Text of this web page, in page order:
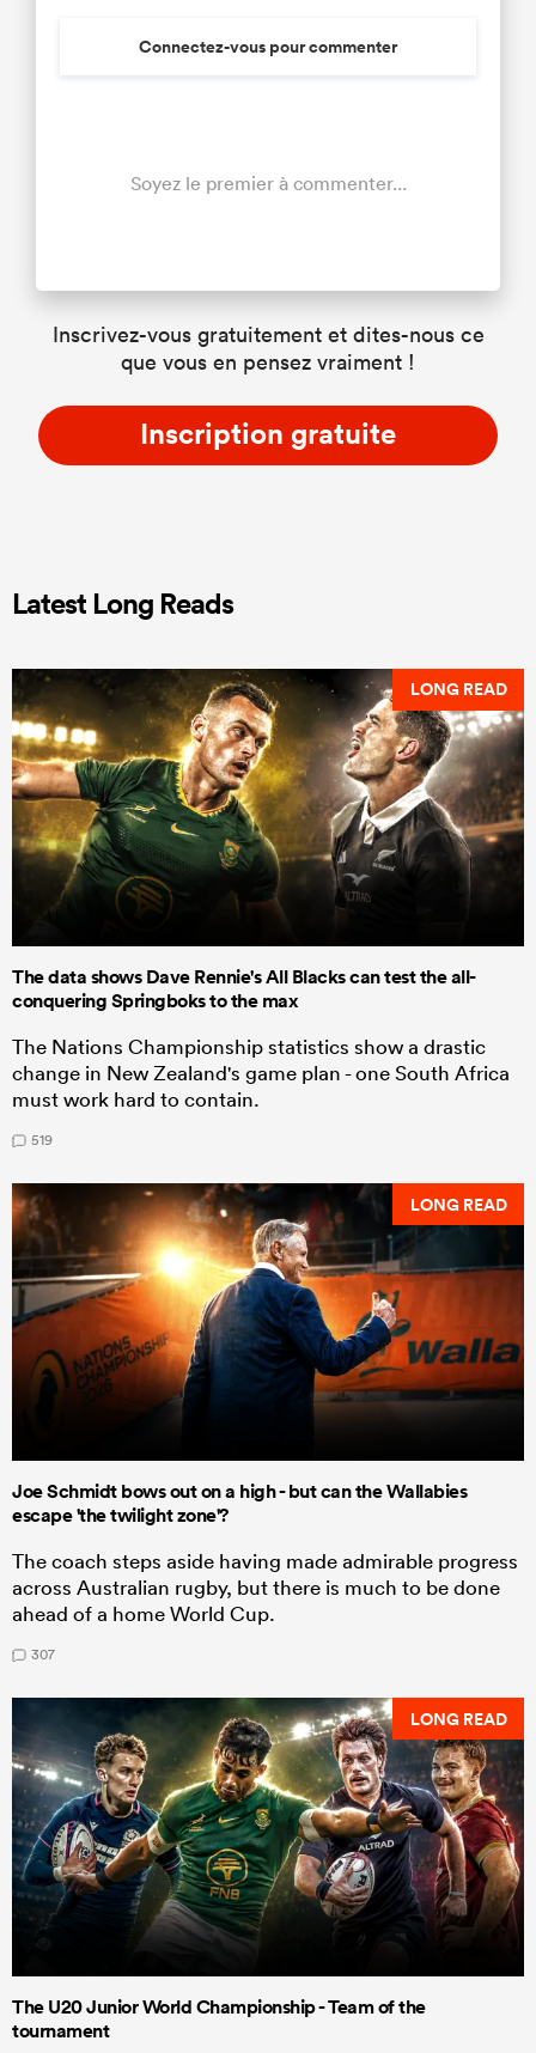
Connectez-vous pour commenter
Soyez le premier à commenter...
Inscrivez-vous gratuitement et dites-nous ce
que vous en pensez vraiment !
Inscription gratuite
Latest Long Reads
LONG READ
The data shows Dave Rennie's All Blacks can test the all-
conquering Springboks to the max
The Nations Championship statistics show a drastic
change in New Zealand's game plan - one South Africa
must work hard to contain.
519
LONG READ
Joe Schmidt bows out on a high - but can the Wallabies
escape 'the twilight zone'?
The coach steps aside having made admirable progress
across Australian rugby, but there is much to be done
ahead of a home World Cup.
307
LONG READ
The U20 Junior World Championship - Team of the
tournament